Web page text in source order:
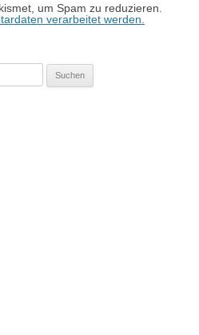
um Spam zu reduzieren.
verarbeitet werden.